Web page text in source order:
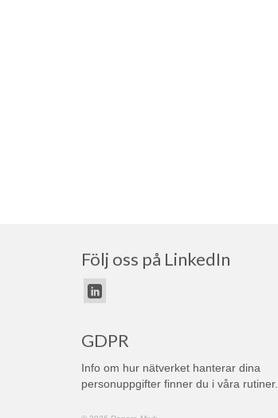
Följ oss på LinkedIn
GDPR
Info om hur nätverket hanterar dina
personuppgifter finner du i våra rutiner.